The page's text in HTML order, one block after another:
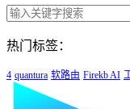
热门标签：
4 quantura 软路由 Firekb AI